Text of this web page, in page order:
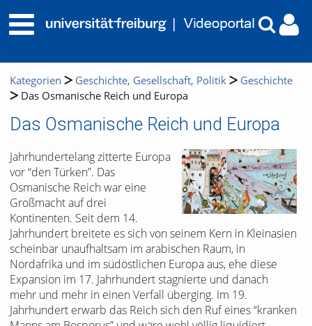
Kategorien Geschichte, Gesellschaft, Politik
Geschichte
Das Osmanische Reich und Europa
Das Osmanische Reich und Europa
Jahrhundertelang zitterte Europa
vor “den Türken”. Das
Osmanische Reich war eine
Großmacht auf drei
Kontinenten. Seit dem 14.
Jahrhundert breitete es sich von seinem Kern in Kleinasien
scheinbar unaufhaltsam im arabischen Raum, in
Nordafrika und im südöstlichen Europa aus, ehe diese
Expansion im 17. Jahrhundert stagnierte und danach
mehr und mehr in einen Verfall überging. Im 19.
Jahrhundert erwarb das Reich sich den Ruf eines “kranken